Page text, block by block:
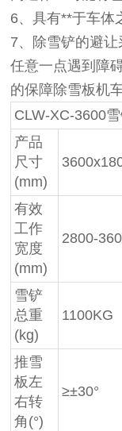
6、具有**于车体
7、除雪铲的避
任意一点遇到障
的保障除雪板机
CLW-XC-3600
产品
尺寸
(mm)
有效
工作
宽度
(mm)
2800-
雪铲
总重
(kg)
1100KG
推雪
板左
右转
角(°)
≥±30°